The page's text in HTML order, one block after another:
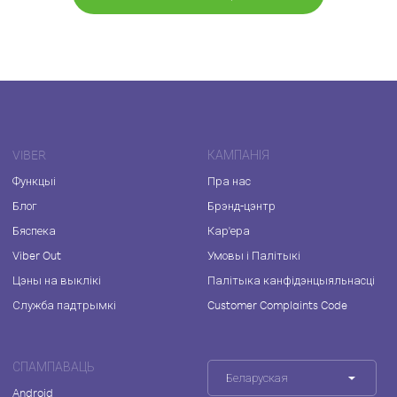
VIBER
Функцыі
Блог
Бяспека
Viber Out
Цэны на выклікі
Служба падтрымкі
КАМПАНІЯ
Пра нас
Брэнд-цэнтр
Кар'ера
Умовы і Палітыкі
Палітыка канфідэнцыяльнасці
Customer Complaints Code
СПАМПАВАЦЬ
Android
Беларуская